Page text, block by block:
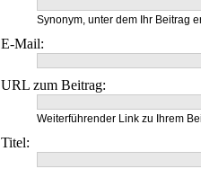
Synonym, unter dem Ihr Beitrag
E-Mail:
URL zum Beitrag:
Weiterführender Link zu Ihrem
Titel: